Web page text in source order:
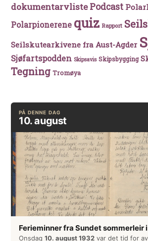
dokumentarvlistePodcast
Polarpionerene quiz Rapport
Seilskutearkivene fra Aust-Agder
Sjøfartspodden Skipsavis Skipsbygging
Tegning Tromøya